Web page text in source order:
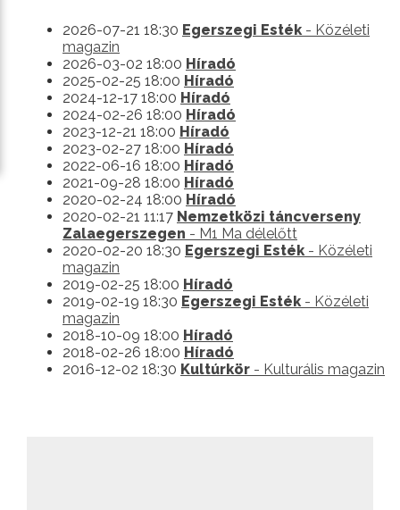
2026-07-21 18:30 Egerszegi Esték- Közéleti
magazin
2026-03-02 18:00 Híradó
2025-02-25 18:00 Híradó
2024-12-17 18:00 Híradó
2024-02-26 18:00 Híradó
2023-12-21 18:00 Híradó
2023-02-27 18:00 Híradó
2022-06-16 18:00 Híradó
2021-09-28 18:00 Híradó
2020-02-24 18:00 Híradó
2020-02-21 11:17 Nemzetközi táncverseny
Zalaegerszegen - M1 Ma délelőtt
2020-02-20 18:30 Egerszegi Esték- Közéleti
magazin
2019-02-25 18:00 Híradó
2019-02-19 18:30 Egerszegi Esték- Közéleti
magazin
2018-10-09 18:00 Híradó
2018-02-26 18:00 Híradó
2016-12-02 18:30 Kultúrkör - Kulturális magazin